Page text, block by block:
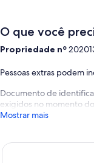
O que você
Propriedade nº
Pessoas extras podem
Documento de
exigidos no momento
Mostrar mais